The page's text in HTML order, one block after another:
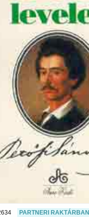
PARTNERI RAKTÁRBAN